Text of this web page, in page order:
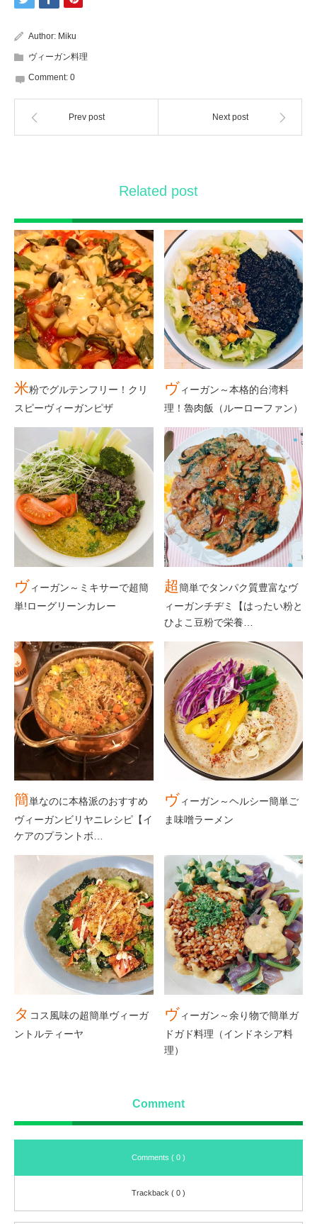
Author: Miku
ヴィーガン料理
Comment: 0
Prev post Next post
Related post
米粉でグルテンフリー！クリ
スピーヴィーガンピザ
ヴ ィーガン～本格的台湾料
理！魯肉飯（ルーローファン）
ヴィーガン～ミキサーで超簡
単!ローグリーンカレー
超簡単でタンパク質豊富なヴ
ィーガンチヂミ【はったい粉と
ひよこ豆粉で栄養…
簡単なのに本格派のおすすめ
ヴィーガンビリヤニレシピ【イ
ケアのプラントボ…
ヴ ィーガン～ヘルシー簡単ご
ま味噌ラーメン
タ コス風味の超簡単ヴィーガ
ントルティーヤ
ヴ ィーガン～余り物で簡単ガ
ドガド料理（インドネシア料
理）
Comment
Comments ( 0 )
Trackback ( 0 )